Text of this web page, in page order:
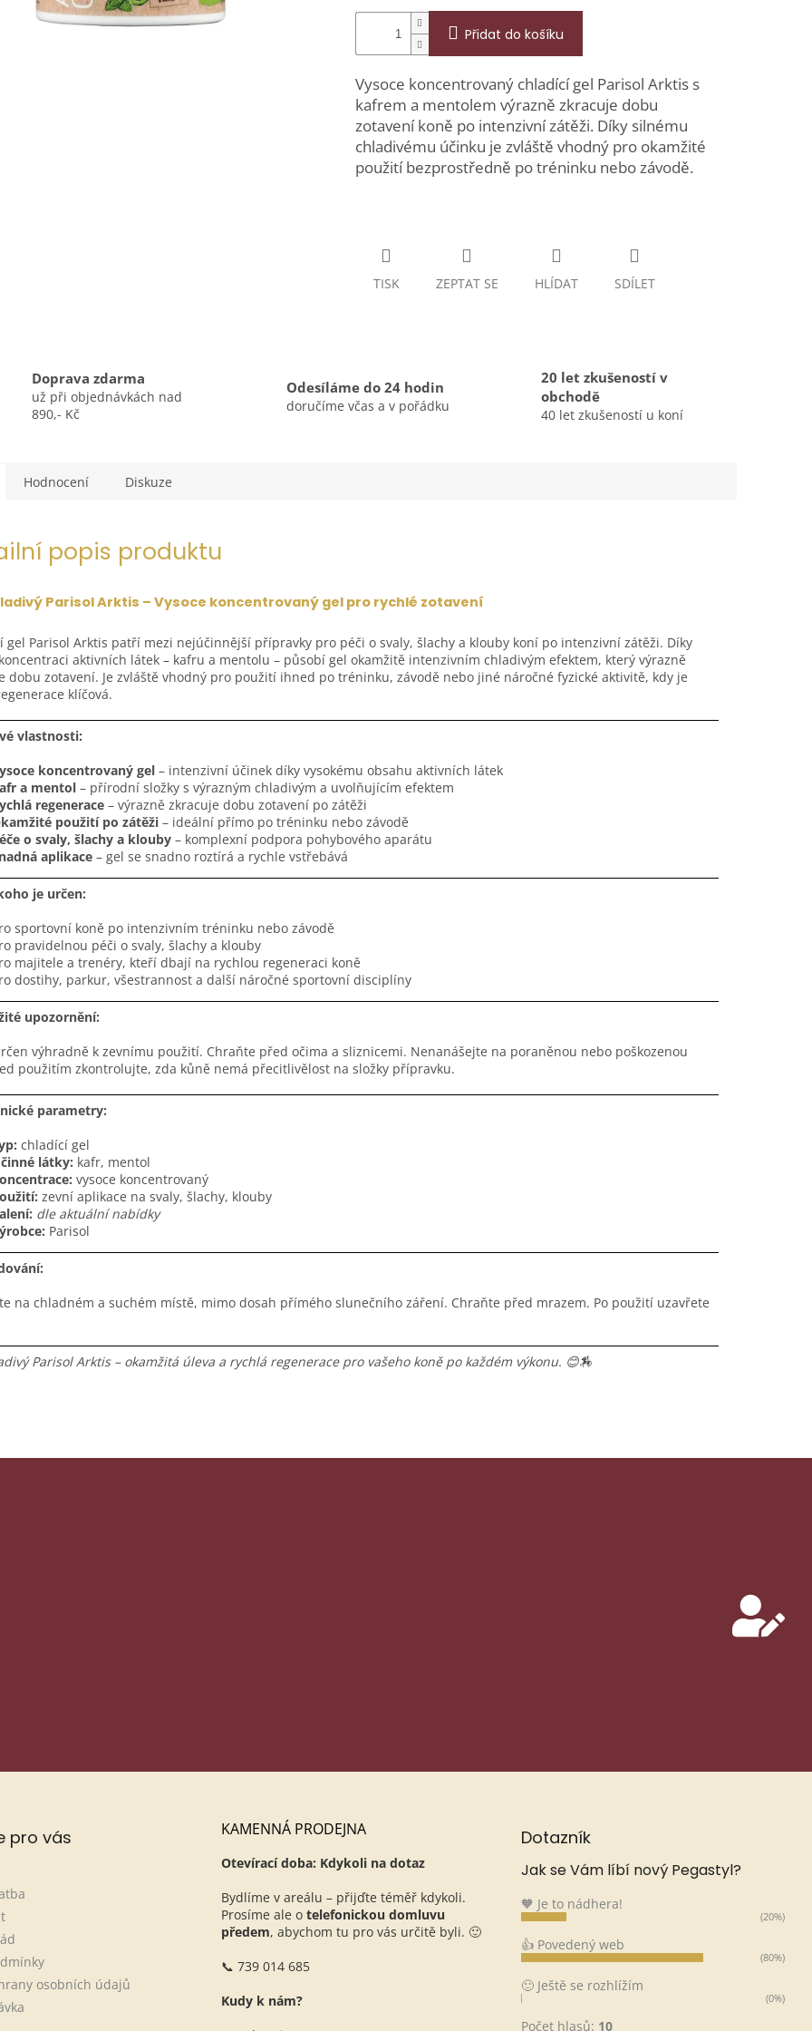
Přidat do košíku
Vysoce koncentrovaný chladící gel Parisol Arktis s
kafrem a mentolem výrazně zkracuje dobu
zotavení koně po intenzivní zátěži. Díky silnému
chladivému účinku je zvláště vhodný pro okamžité
použití bezprostředně po tréninku nebo závodě.
TISK ZEPTAT SE HLÍDAT SDÍLET
Doprava zdarma
už při objednávkách nad
890,- Kč
Odesíláme do 24 hodin
doručíme včas a v pořádku
20 let zkušeností v
obchodě
40 let zkušeností u koní
Hodnocení Diskuze
popis produktu
Parisol Arktis – Vysoce koncentrovaný gel pro rychlé zotavení
gel Parisol Arktis patří mezi nejúčinnější přípravky pro péči o svaly, šlachy a klouby koní po intenzivní zátěži. Díky
aktivních látek – kafru a mentolu – působí gel okamžitě intenzivním chladivým efektem, který výrazně
dobu zotavení. Je zvláště vhodný pro použití ihned po tréninku, závodě nebo jiné náročné fyzické aktivitě, kdy je
klíčová.
vlastnosti:
koncentrovaný gel – intenzivní účinek díky vysokému obsahu aktivních látek
a mentol – přírodní složky s výrazným chladivým a uvolňujícím efektem
regenerace – výrazně zkracuje dobu zotavení po zátěži
použití po zátěži – ideální přímo po tréninku nebo závodě
o svaly, šlachy a klouby – komplexní podpora pohybového aparátu
aplikace – gel se snadno roztírá a rychle vstřebává
je určen:
sportovní koně po intenzivním tréninku nebo závodě
pravidelnou péči o svaly, šlachy a klouby
majitele a trenéry, kteří dbají na rychlou regeneraci koně
dostihy, parkur, všestrannost a další náročné sportovní disciplíny
upozornění:
výhradně k zevnímu použití. Chraňte před očima a sliznicemi. Nenanášejte na poraněnou nebo poškozenou
použitím zkontrolujte, zda kůně nemá přecitlivělost na složky přípravku.
parametry:
chladící gel
látky: kafr, mentol
vysoce koncentrovaný
zevní aplikace na svaly, šlachy, klouby
dle aktuální nabídky
Parisol
na chladném a suchém místě, mimo dosah přímého slunečního záření. Chraňte před mrazem. Po použití uzavřete
Parisol Arktis – okamžitá úleva a rychlá regenerace pro vašeho koně po každém výkonu. 😊🏇
pro vás
osobních údajů
KAMENNÁ PRODEJNA
Otevírací doba: Kdykoli na dotaz
Bydlíme v areálu – přijďte téměř kdykoli.
Prosíme ale o telefonickou domluvu
předem, abychom tu pro vás určitě byli. 🙂
📞 739 014 685
Kudy k nám?
Dotazník
Jak se Vám líbí nový Pegastyl?
🧡 Je to nádhera!
(20%)
👍 Povedený web
(80%)
🙂 Ještě se rozhlížím
(0%)
Počet hlasů: 10